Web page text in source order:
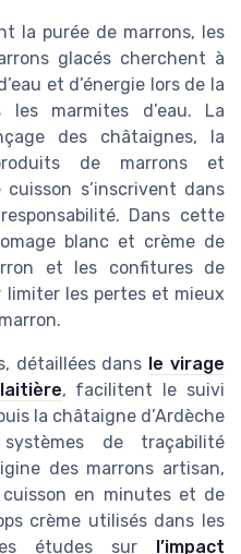
la purée de marrons, les
glacés cherchent à
et d’énergie lors de la
marmites d’eau. La
des châtaignes, la
de marrons et
cuisson s’inscrivent dans
Dans cette
blanc et crème de
et les confitures de
limiter les pertes et mieux
détaillées dans le virage
, facilitent le suivi
la châtaigne d’Ardèche
de traçabilité
des marrons artisan,
en minutes et de
crème utilisés dans les
études sur l’impact